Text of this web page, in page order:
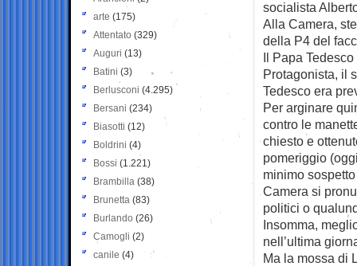
socialista
Alla Camera,
della P4 del
Il Papa
Protagonista, il
Tedesco era
Per arginare
contro le
chiesto e
pomeriggio
minimo
Camera si
politici o
Insomma,
nell’ultima
Ma la mossa di
arte (175)
Attentato (329)
Auguri (13)
Batini (3)
Berlusconi (4.295)
Bersani (234)
Biasotti (12)
Boldrini (4)
Bossi (1.221)
Brambilla (38)
Brunetta (83)
Burlando (26)
Camogli (2)
canile (4)